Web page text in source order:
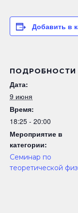
Добавить в
ПОДРОБНОСТИ
Дата:
9 июня
Время:
18:25 - 20:00
Мероприятие в
категории:
Семинар по
теоретической